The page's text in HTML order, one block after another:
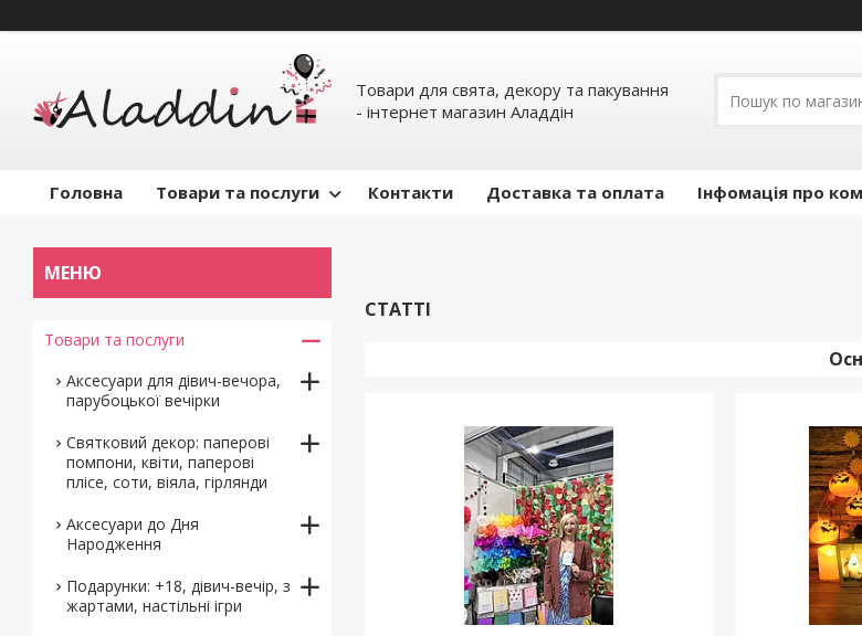
Товари для свята, декору та пакування
- інтернет магазин Аладдін
Головна Товари та послуги Контакти Доставка та оплата Інфомація про
СТАТТІ
Товари та послуги
Аксесуари для дівич-вечора,
парубоцької вечірки
Святковий декор: паперові
помпони, квіти, паперові
плісе, соти, віяла, гірлянди
Аксесуари до Дня
Народження
Подарунки: +18, дівич-вечір, з
жартами, настільні ігри